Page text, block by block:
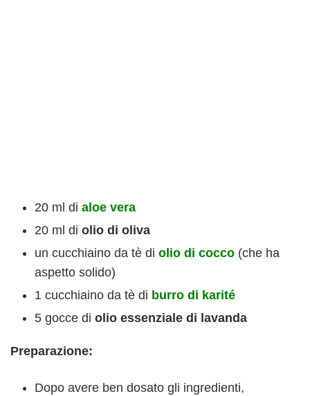
20 ml di aloe vera
20 ml di olio di oliva
un cucchiaino da tè di olio di cocco (che ha
aspetto solido)
1 cucchiaino da tè di burro di karité
5 gocce di olio essenziale di lavanda
Preparazione:
Dopo avere ben dosato gli ingredienti,